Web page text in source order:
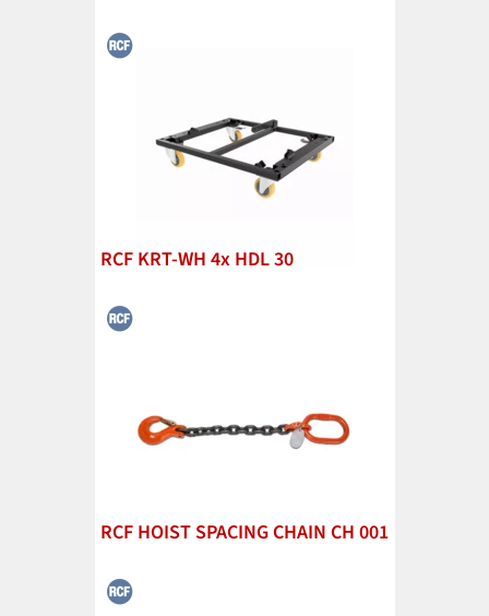
RCF KRT-WH 4x HDL 30
RCF HOIST SPACING CHAIN CH 001